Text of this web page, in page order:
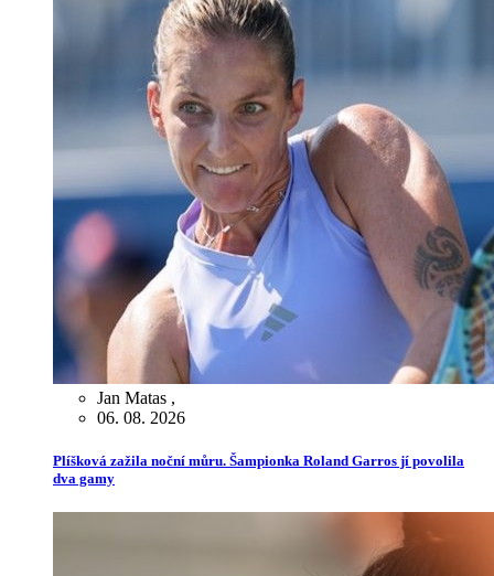
Jan Matas ,
06. 08. 2026
Plíšková zažila noční můru. Šampionka Roland Garros jí povolila
dva gamy